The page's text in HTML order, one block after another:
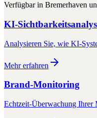
Verfügbar in Bremerhaven
KI-
Analysieren Sie, wie KI-
Mehr erfahren
Brand-Monitoring
Echtzeit-Überwachung Ihrer